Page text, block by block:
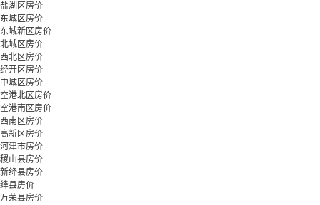
盐湖区房价
东城区房价
东城新区房价
北城区房价
西北区房价
经开区房价
中城区房价
空港北区房价
空港南区房价
西南区房价
高新区房价
河津市房价
稷山县房价
新绛县房价
绛县房价
万荣县房价